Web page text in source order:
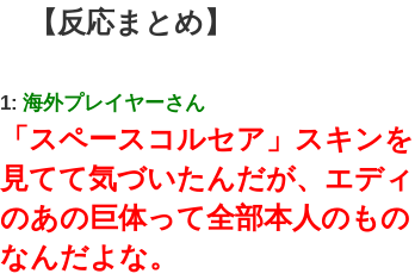
【反応まとめ】
1: 海外プレイヤーさん
「スペースコルセア」スキンを
見てて気づいたんだが、エディ
のあの巨体って全部本人のもの
なんだよな。